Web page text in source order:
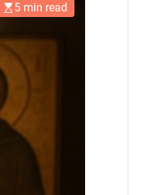
5 min read